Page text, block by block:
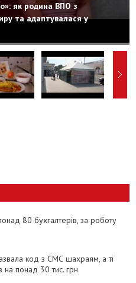
як родина ВПО з
та адаптувалася у
80 бухгалтерів, за роботу
код з СМС шахраям, а ті
понад 30 тис. грн